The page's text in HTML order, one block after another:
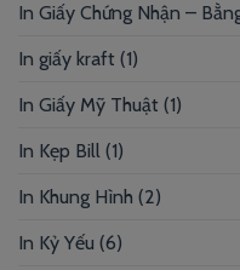
In Giấy Chứng Nhận –
In giấy kraft (1)
In Giấy Mỹ Thuật (1)
In Kẹp Bill (1)
In Khung Hình (2)
In Kỷ Yếu (6)